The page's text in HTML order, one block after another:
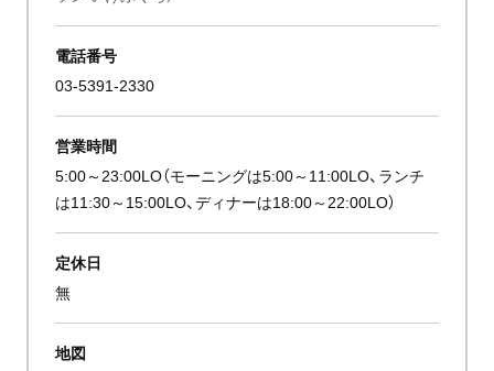
電話番号
03-5391-2330
営業時間
5:00～23:00LO（モーニングは5:00～11:00LO、ランチ
は11:30～15:00LO、ディナーは18:00～22:00LO）
定休日
無
地図